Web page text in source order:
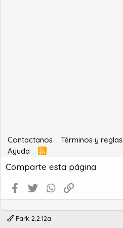
Contactanos Términos y reglas
Ayuda
R
S
S
Comparte esta página
Facebook
Twitter WhatsApp
Park 2.2.12a